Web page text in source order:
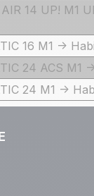
14 UP! M1
16 M1 ->
24 ACS M1 -
24 M1 ->